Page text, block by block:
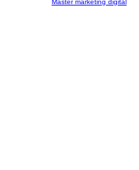
Master marketing digital